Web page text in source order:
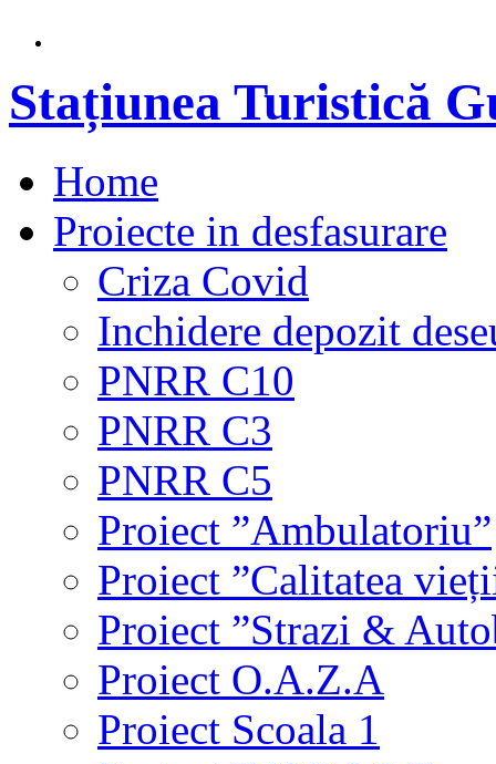
Stațiunea Turistică
Home
Proiecte in desfasurare
Criza Covid
Inchidere depozit
PNRR C10
PNRR C3
PNRR C5
Proiect ”Ambulatoriu”
Proiect ”Calitatea
Proiect ”Strazi &
Proiect O.A.Z.A
Proiect Scoala 1